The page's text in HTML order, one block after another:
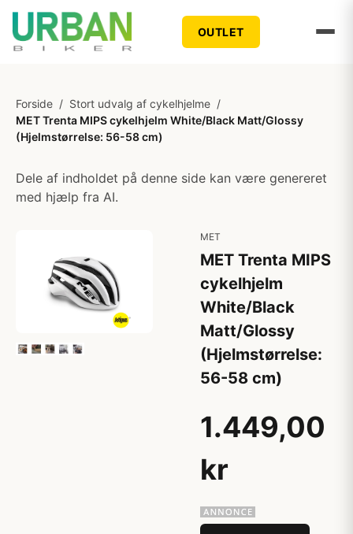
OUTLET
Forside / Stort udvalg af cykelhjelme /
MET Trenta MIPS cykelhjelm White/Black Matt/Glossy
(Hjelmstørrelse: 56-58 cm)
Dele af indholdet på denne side kan være genereret
med hjælp fra AI.
MET
MET Trenta MIPS
cykelhjelm
White/Black
Matt/Glossy
(Hjelmstørrelse:
56-58 cm)
1.449,00
kr